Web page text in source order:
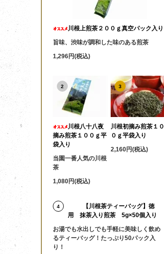
川根上煎茶２００ｇ真空パック入り
旨味、渋味が調和した味のある煎茶
1,296円(税込)
2
川根八十八夜
摘み煎茶１００ｇ平
袋入り
当園一番人気の川根
茶
1,080円(税込)
3
川根初摘み煎茶１０
０ｇ平袋入り
2,160円(税込)
4
【川根茶ティーバッグ】徳
用 抹茶入り煎茶 5g×50個入り
お湯でも水出しでも手軽に美味しく飲め
るティーバッグ！たっぷり50パック入
り！